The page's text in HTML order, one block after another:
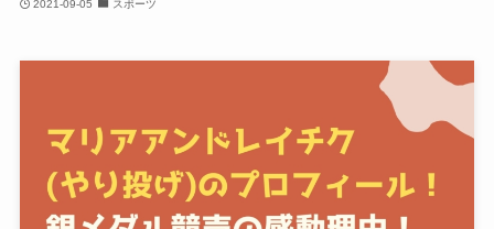
2021-09-05 スポーツ